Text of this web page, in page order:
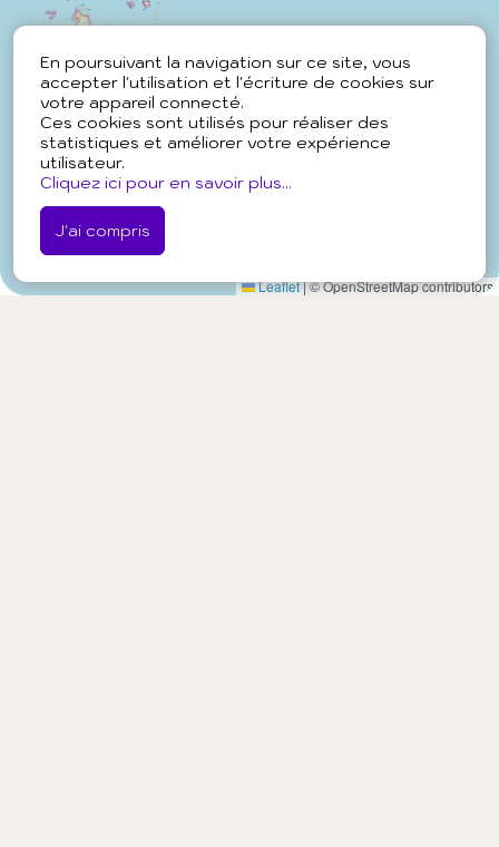
En poursuivant la navigation sur ce site, vous
accepter l'utilisation et l'écriture de cookies sur
votre appareil connecté.
Ces cookies sont utilisés pour réaliser des
statistiques et améliorer votre expérience
utilisateur.
Cliquez ici pour en savoir plus...
J'ai compris
Leaflet|© OpenStreetMap contributors